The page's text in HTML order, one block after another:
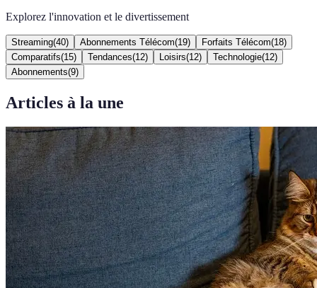
Explorez l'innovation et le divertissement
Streaming(40) Abonnements Télécom(19) Forfaits Télécom(18)
Comparatifs(15) Tendances(12) Loisirs(12) Technologie(12)
Abonnements(9)
Articles à la une